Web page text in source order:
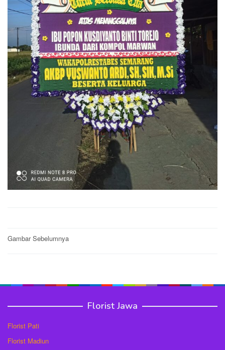
Post
Gambar Sebelumnya
Florist Jawa
Florist Pati
Florist Madiun